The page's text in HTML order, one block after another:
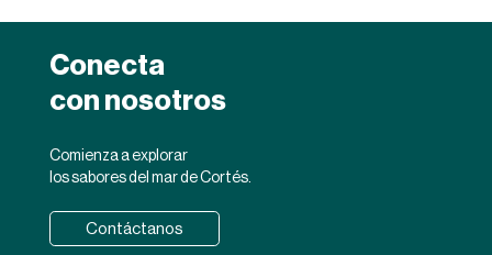
Conecta
con nosotros
Comienza a explorar
los sabores del mar de Cortés.
Contáctanos